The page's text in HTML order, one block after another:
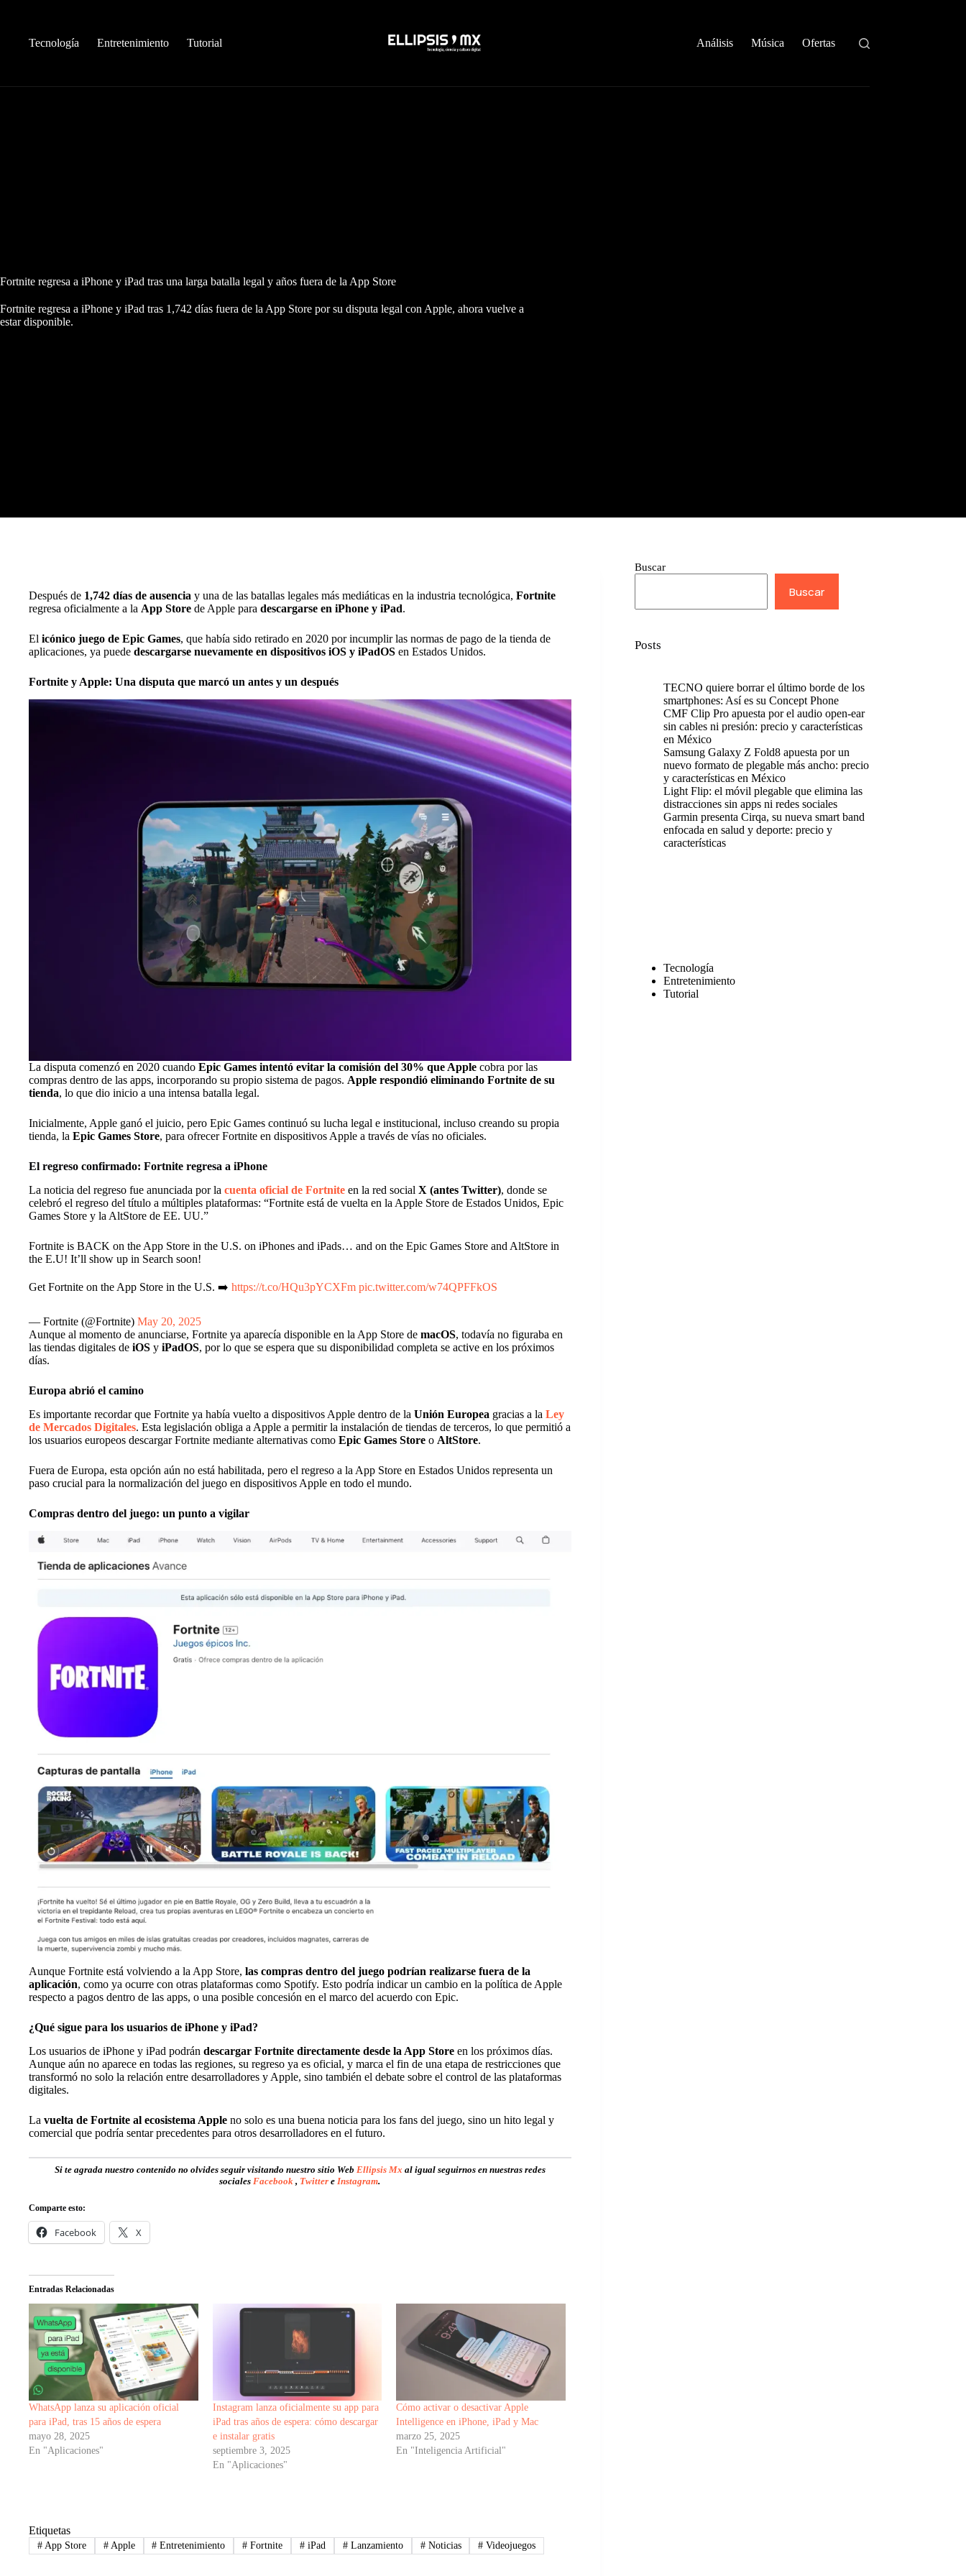
Tecnología
Entretenimiento Tutorial Análisis Música Ofertas
Fortnite regresa a iPhone y iPad tras una larga batalla legal y años fuera de la App Store
Fortnite regresa a iPhone y iPad tras 1,742 días fuera de la App Store por su disputa legal con Apple, ahora vuelve a
estar disponible.
Después de 1,742 días de ausencia y una de las batallas legales más mediáticas en la industria tecnológica, Fortnite
regresa oficialmente a la App Store de Apple para descargarse en iPhone y iPad.
El icónico juego de Epic Games, que había sido retirado en 2020 por incumplir las normas de pago de la tienda de
aplicaciones, ya puede descargarse nuevamente en dispositivos iOS y iPadOS en Estados Unidos.
Fortnite y Apple: Una disputa que marcó un antes y un después
La disputa comenzó en 2020 cuando Epic Games intentó evitar la comisión del 30% que Apple cobra por las
compras dentro de las apps, incorporando su propio sistema de pagos. Apple respondió eliminando Fortnite de su
tienda, lo que dio inicio a una intensa batalla legal.
Inicialmente, Apple ganó el juicio, pero Epic Games continuó su lucha legal e institucional, incluso creando su propia
tienda, la Epic Games Store, para ofrecer Fortnite en dispositivos Apple a través de vías no oficiales.
El regreso confirmado: Fortnite regresa a iPhone
La noticia del regreso fue anunciada por la cuenta oficial de Fortnite en la red social X (antes Twitter), donde se
celebró el regreso del título a múltiples plataformas: “Fortnite está de vuelta en la Apple Store de Estados Unidos, Epic
Games Store y la AltStore de EE. UU.”
Fortnite is BACK on the App Store in the U.S. on iPhones and iPads… and on the Epic Games Store and AltStore in
the E.U! It’ll show up in Search soon!
Get Fortnite on the App Store in the U.S. ➡️ https://t.co/HQu3pYCXFm pic.twitter.com/w74QPFFkOS
— Fortnite (@Fortnite) May 20, 2025
Aunque al momento de anunciarse, Fortnite ya aparecía disponible en la App Store de macOS, todavía no figuraba en
las tiendas digitales de iOS y iPadOS, por lo que se espera que su disponibilidad completa se active en los próximos
días.
Europa abrió el camino
Es importante recordar que Fortnite ya había vuelto a dispositivos Apple dentro de la Unión Europea gracias a la Ley
de Mercados Digitales. Esta legislación obliga a Apple a permitir la instalación de tiendas de terceros, lo que permitió a
los usuarios europeos descargar Fortnite mediante alternativas como Epic Games Store o AltStore.
Fuera de Europa, esta opción aún no está habilitada, pero el regreso a la App Store en Estados Unidos representa un
paso crucial para la normalización del juego en dispositivos Apple en todo el mundo.
Compras dentro del juego: un punto a vigilar
Aunque Fortnite está volviendo a la App Store, las compras dentro del juego podrían realizarse fuera de la
aplicación, como ya ocurre con otras plataformas como Spotify. Esto podría indicar un cambio en la política de Apple
respecto a pagos dentro de las apps, o una posible concesión en el marco del acuerdo con Epic.
¿Qué sigue para los usuarios de iPhone y iPad?
Los usuarios de iPhone y iPad podrán descargar Fortnite directamente desde la App Store en los próximos días.
Aunque aún no aparece en todas las regiones, su regreso ya es oficial, y marca el fin de una etapa de restricciones que
transformó no solo la relación entre desarrolladores y Apple, sino también el debate sobre el control de las plataformas
digitales.
La vuelta de Fortnite al ecosistema Apple no solo es una buena noticia para los fans del juego, sino un hito legal y
comercial que podría sentar precedentes para otros desarrolladores en el futuro.
Si te agrada nuestro contenido no olvides seguir visitando nuestro sitio Web Ellipsis Mx al igual seguirnos en nuestras redes
sociales Facebook , Twitter e Instagram.
Comparte esto:
Facebook X
Entradas Relacionadas
WhatsApp lanza su aplicación oficial
para iPad, tras 15 años de espera
mayo 28, 2025
En "Aplicaciones"
Instagram lanza oficialmente su app para
iPad tras años de espera: cómo descargar
e instalar gratis
septiembre 3, 2025
En "Aplicaciones"
Cómo activar o desactivar Apple
Intelligence en iPhone, iPad y Mac
marzo 25, 2025
En "Inteligencia Artificial"
Etiquetas
#App Store #Apple # Entretenimiento # Fortnite # iPad #Lanzamiento #Noticias # Videojuegos
Buscar
Buscar
Posts
TECNO quiere borrar el último borde de los
smartphones: Así es su Concept Phone
CMF Clip Pro apuesta por el audio open-ear
sin cables ni presión: precio y características
en México
Samsung Galaxy Z Fold8 apuesta por un
nuevo formato de plegable más ancho: precio
y características en México
Light Flip: el móvil plegable que elimina las
distracciones sin apps ni redes sociales
Garmin presenta Cirqa, su nueva smart band
enfocada en salud y deporte: precio y
características
Tecnología
Entretenimiento
Tutorial